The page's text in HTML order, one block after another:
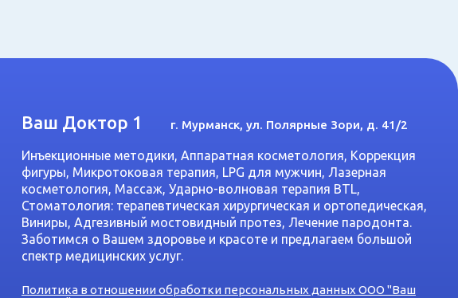
Ваш Доктор 1 г. Мурманск, ул. Полярные Зори, д. 41/2
Инъекционные методики, Аппаратная косметология, Коррекция
фигуры, Микротоковая терапия, LPG для мужчин, Лазерная
косметология, Массаж, Ударно-волновая терапия BTL,
Стоматология: терапевтическая хирургическая и ортопедическая,
Виниры, Адгезивный мостовидный протез, Лечение пародонта.
Заботимся о Вашем здоровье и красоте и предлагаем большой
спектр медицинских услуг.
Политика в отношении обработки персональных данных ООО "Ваш